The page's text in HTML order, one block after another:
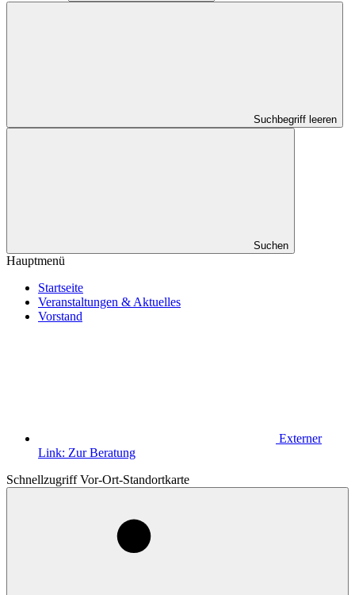
Suchbegriff leeren
Suchen
Hauptmenü
Startseite
Veranstaltungen & Aktuelles
Vorstand
Externer
Link: Zur Beratung
Schnellzugriff Vor-Ort-Standortkarte